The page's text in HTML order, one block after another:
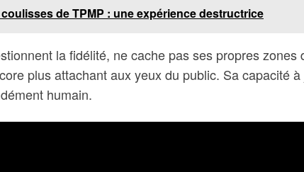
de TPMP : une expérience destructrice
la fidélité, ne cache pas ses propres
plus attachant aux yeux du public. Sa capacité
humain.